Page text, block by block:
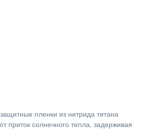
пленки из нитрида титана
приток солнечного тепла, задерживая